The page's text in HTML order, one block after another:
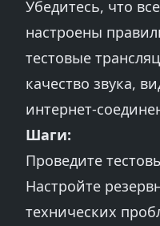
Убедитесь, что
настроены
тестовые
качество звука,
интернет-
Шаги:
Проведите
Настройте
технических